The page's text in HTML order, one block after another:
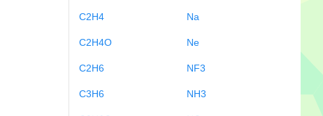
C2H4
C2H4O
C2H6
C3H6
Na
Ne
NF3
NH3